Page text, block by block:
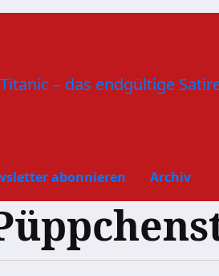
abonnieren Archiv